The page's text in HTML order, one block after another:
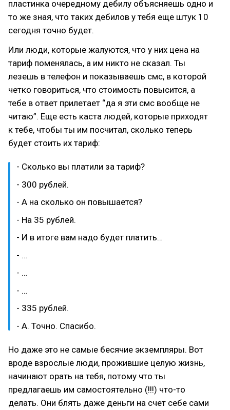
пластинка очередному дебилу объясняешь одно и
то же зная, что таких дебилов у тебя еще штук 10
сегодня точно будет.
Или люди, которые жалуются, что у них цена на
тариф поменялась, а им никто не сказал. Ты
лезешь в телефон и показываешь смс, в которой
четко говориться, что стоимость повысится, а
тебе в ответ прилетает “да я эти смс вообще не
читаю”. Еще есть каста людей, которые приходят
к тебе, чтобы ты им посчитал, сколько теперь
будет стоить их тариф:
- Сколько вы платили за тариф?
- 300 рублей.
- А на сколько он повышается?
- На 35 рублей.
- И в итоге вам надо будет платить…
- …
- …
- …
- 335 рублей.
- А. Точно. Спасибо.
Но даже это не самые бесячие экземпляры. Вот
вроде взрослые люди, прожившие целую жизнь,
начинают орать на тебя, потому что ты
предлагаешь им самостоятельно (!!!) что-то
делать. Они блять даже деньги на счет себе сами